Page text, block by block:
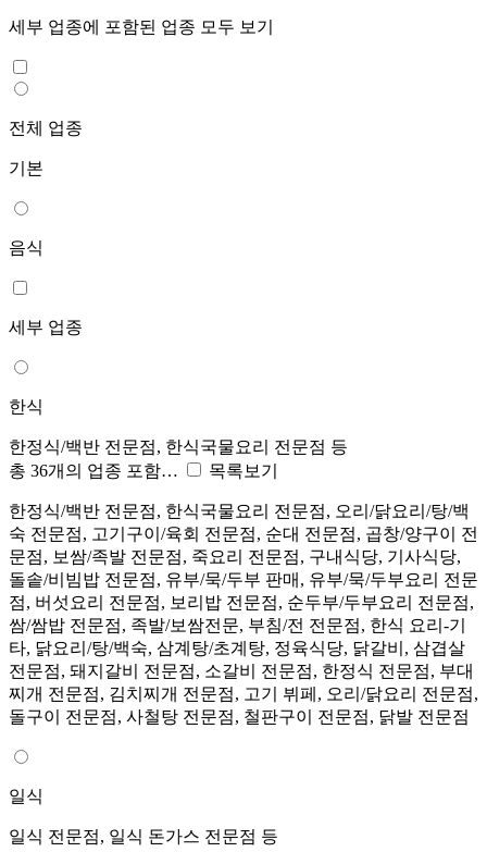
세부 업종에 포함된 업종 모두 보기
전체 업종
기본
음식
세부 업종
한식
한정식/백반 전문점, 한식국물요리 전문점 등
총 36개의 업종 포함…
목록보기
한정식/백반 전문점, 한식국물요리 전문점, 오리/닭요리/탕/백
숙 전문점, 고기구이/육회 전문점, 순대 전문점, 곱창/양구이 전
문점, 보쌈/족발 전문점, 죽요리 전문점, 구내식당, 기사식당,
돌솥/비빔밥 전문점, 유부/묵/두부 판매, 유부/묵/두부요리 전문
점, 버섯요리 전문점, 보리밥 전문점, 순두부/두부요리 전문점,
쌈/쌈밥 전문점, 족발/보쌈전문, 부침/전 전문점, 한식 요리-기
타, 닭요리/탕/백숙, 삼계탕/초계탕, 정육식당, 닭갈비, 삼겹살
전문점, 돼지갈비 전문점, 소갈비 전문점, 한정식 전문점, 부대
찌개 전문점, 김치찌개 전문점, 고기 뷔페, 오리/닭요리 전문점,
돌구이 전문점, 사철탕 전문점, 철판구이 전문점, 닭발 전문점
일식
일식 전문점, 일식 돈가스 전문점 등